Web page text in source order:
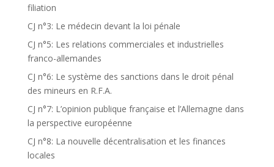
filiation
CJ n°3: Le médecin devant la loi pénale
CJ n°5: Les relations commerciales et industrielles
franco-allemandes
CJ n°6: Le système des sanctions dans le droit pénal
des mineurs en R.F.A.
CJ n°7: L’opinion publique française et l’Allemagne dans
la perspective européenne
CJ n°8: La nouvelle décentralisation et les finances
locales